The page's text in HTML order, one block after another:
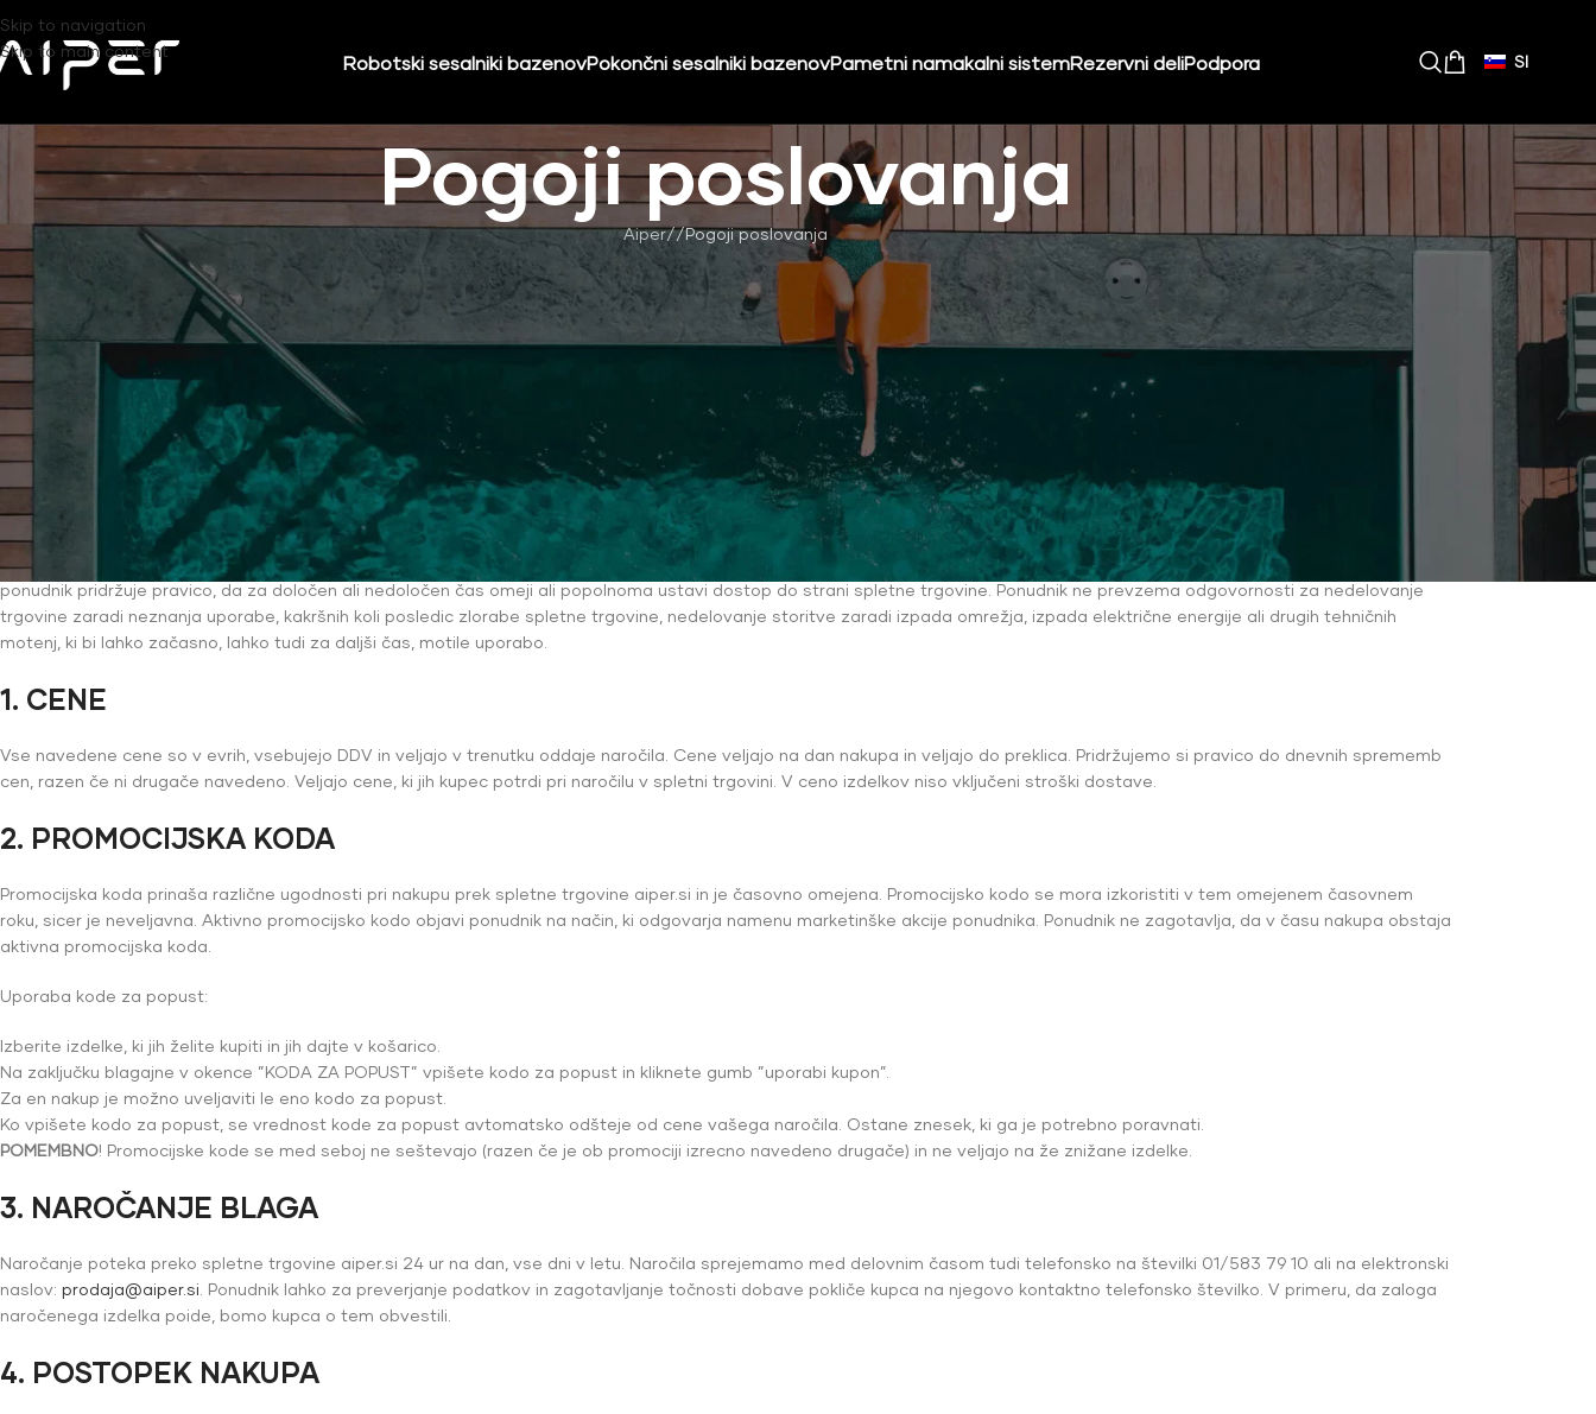
Skip to navigation
Skip to main content
Robotski sesalniki bazenovPokončni sesalniki bazenovPametni namakalni sistemRezervni deliPodpora SI
Pogoji poslovanja
Aiper/ Pogoji poslovanja
Splošni pogoji poslovanja spletne trgovine aiper.si (v nadaljevanju Elkotex d.o.o.) so sestavljeni v skladu z Zakonom o elektronskem poslovanju na trgu (ZEPT), Zakonom o varstvu
potrošnikov (ZVPot), Obligacijskim zakonikom (OZ) in Zakonom o varstvu osebnih podatkov (ZVOP-1).
Prosimo vas, da splošne pogoje poslovanja pred uporabo spletne trgovine pazljivo preberete.
Splošni pogoji poslovanja obravnavajo delovanje spletne trgovine, pravice in obveznosti uporabnika ter poslovni odnos med ponudnikom in kupcem. Uporabnika zavezujejo
splošni pogoji, ki so veljavni v trenutku oddaje spletnega naročila. S potrditvijo naročila je uporabnik seznanjen s splošnimi pogoji poslovanja, varstvom osebnih podatkov in
pravnim obvestilom.
S spletno trgovino upravlja podjetje Elkotex d.o.o., Magistrova ulica 1, 1000 Ljubljana, matična številka 1447025, davčna številka SI 80941427, ki je tudi ponudnik storitev e-
poslovanja.
Spletna trgovina je odprta vsak dan, 24 ur na dan. Zaradi različnih tehničnih razlogov poslovanje prek spletne trgovine ali celo dostop do trgovine včasih ni mogoč. Zato si
ponudnik pridržuje pravico, da za določen ali nedoločen čas omeji ali popolnoma ustavi dostop do strani spletne trgovine. Ponudnik ne prevzema odgovornosti za nedelovanje
trgovine zaradi neznanja uporabe, kakršnih koli posledic zlorabe spletne trgovine, nedelovanje storitve zaradi izpada omrežja, izpada električne energije ali drugih tehničnih
motenj, ki bi lahko začasno, lahko tudi za daljši čas, motile uporabo.
1. CENE
Vse navedene cene so v evrih, vsebujejo DDV in veljajo v trenutku oddaje naročila. Cene veljajo na dan nakupa in veljajo do preklica. Pridržujemo si pravico do dnevnih sprememb
cen, razen če ni drugače navedeno. Veljajo cene, ki jih kupec potrdi pri naročilu v spletni trgovini. V ceno izdelkov niso vključeni stroški dostave.
2. PROMOCIJSKA KODA
Promocijska koda prinaša različne ugodnosti pri nakupu prek spletne trgovine aiper.si in je časovno omejena. Promocijsko kodo se mora izkoristiti v tem omejenem časovnem
roku, sicer je neveljavna. Aktivno promocijsko kodo objavi ponudnik na način, ki odgovarja namenu marketinške akcije ponudnika. Ponudnik ne zagotavlja, da v času nakupa obstaja
aktivna promocijska koda.
Uporaba kode za popust:
Izberite izdelke, ki jih želite kupiti in jih dajte v košarico.
Na zaključku blagajne v okence ”KODA ZA POPUST” vpišete kodo za popust in kliknete gumb ”uporabi kupon”.
Za en nakup je možno uveljaviti le eno kodo za popust.
Ko vpišete kodo za popust, se vrednost kode za popust avtomatsko odšteje od cene vašega naročila. Ostane znesek, ki ga je potrebno poravnati.
POMEMBNO! Promocijske kode se med seboj ne seštevajo (razen če je ob promociji izrecno navedeno drugače) in ne veljajo na že znižane izdelke.
3. NAROČANJE BLAGA
Naročanje poteka preko spletne trgovine aiper.si 24 ur na dan, vse dni v letu. Naročila sprejemamo med delovnim časom tudi telefonsko na številki 01/583 79 10 ali na elektronski
naslov: prodaja@aiper.si . Ponudnik lahko za preverjanje podatkov in zagotavljanje točnosti dobave pokliče kupca na njegovo kontaktno telefonsko številko. V primeru, da zaloga
naročenega izdelka poide, bomo kupca o tem obvestili.
4. POSTOPEK NAKUPA